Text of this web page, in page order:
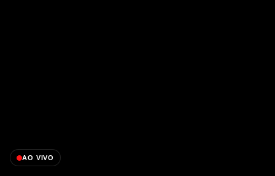
AO VIVO